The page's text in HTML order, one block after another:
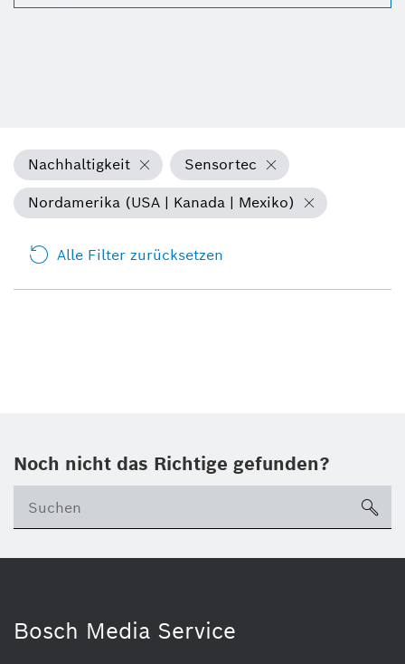
Nachhaltigkeit
Sensortec
Nordamerika (USA | Kanada | Mexiko)
Alle Filter zurücksetzen
Noch nicht das Richtige gefunden?
Bosch Media Service